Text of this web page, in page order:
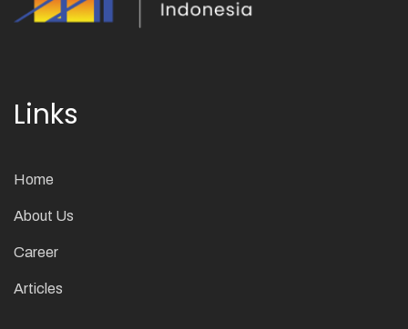
Links
Home
About Us
Career
Articles